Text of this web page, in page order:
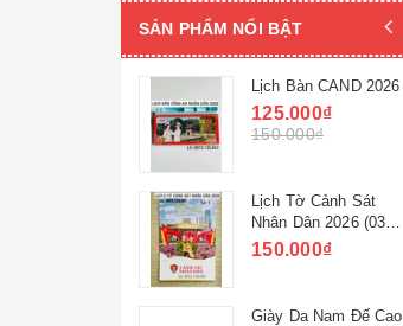
SẢN PHẨM NỔI BẬT
Lịch Bàn CAND 2026
125.000₫
150.000₫
Lịch Tờ Cảnh Sát
Nhân Dân 2026 (03
cuốn)
150.000₫
Giày Da Nam Đế Cao